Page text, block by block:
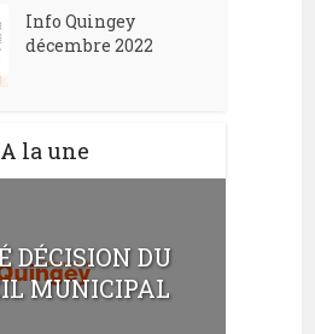
Info Quingey
décembre 2022
A la une
DÉCISION DU
MUNICIPAL